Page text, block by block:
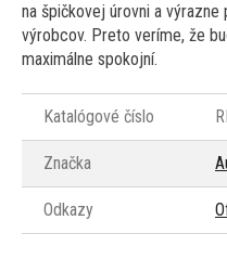
na špičkovej úrovni a
výrobcov. Preto veríme, že
maximálne spokojní.
Katalógové číslo
Značka
Odkazy